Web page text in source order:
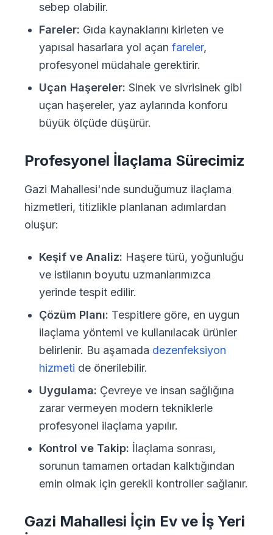
sebep olabilir.
Fareler: Gıda kaynaklarını kirleten ve
yapısal hasarlara yol açan fareler,
profesyonel müdahale gerektirir.
Uçan Haşereler: Sinek ve sivrisinek gibi
uçan haşereler, yaz aylarında konforu
büyük ölçüde düşürür.
Profesyonel İlaçlama Sürecimiz
Gazi Mahallesi'nde sunduğumuz ilaçlama
hizmetleri, titizlikle planlanan adımlardan
oluşur:
Keşif ve Analiz: Haşere türü, yoğunluğu
ve istilanın boyutu uzmanlarımızca
yerinde tespit edilir.
Çözüm Planı: Tespitlere göre, en uygun
ilaçlama yöntemi ve kullanılacak ürünler
belirlenir. Bu aşamada dezenfeksiyon
hizmeti de önerilebilir.
Uygulama: Çevreye ve insan sağlığına
zarar vermeyen modern tekniklerle
profesyonel ilaçlama yapılır.
Kontrol ve Takip: İlaçlama sonrası,
sorunun tamamen ortadan kalktığından
emin olmak için gerekli kontroller sağlanır.
Gazi Mahallesi İçin Ev ve İş Yeri